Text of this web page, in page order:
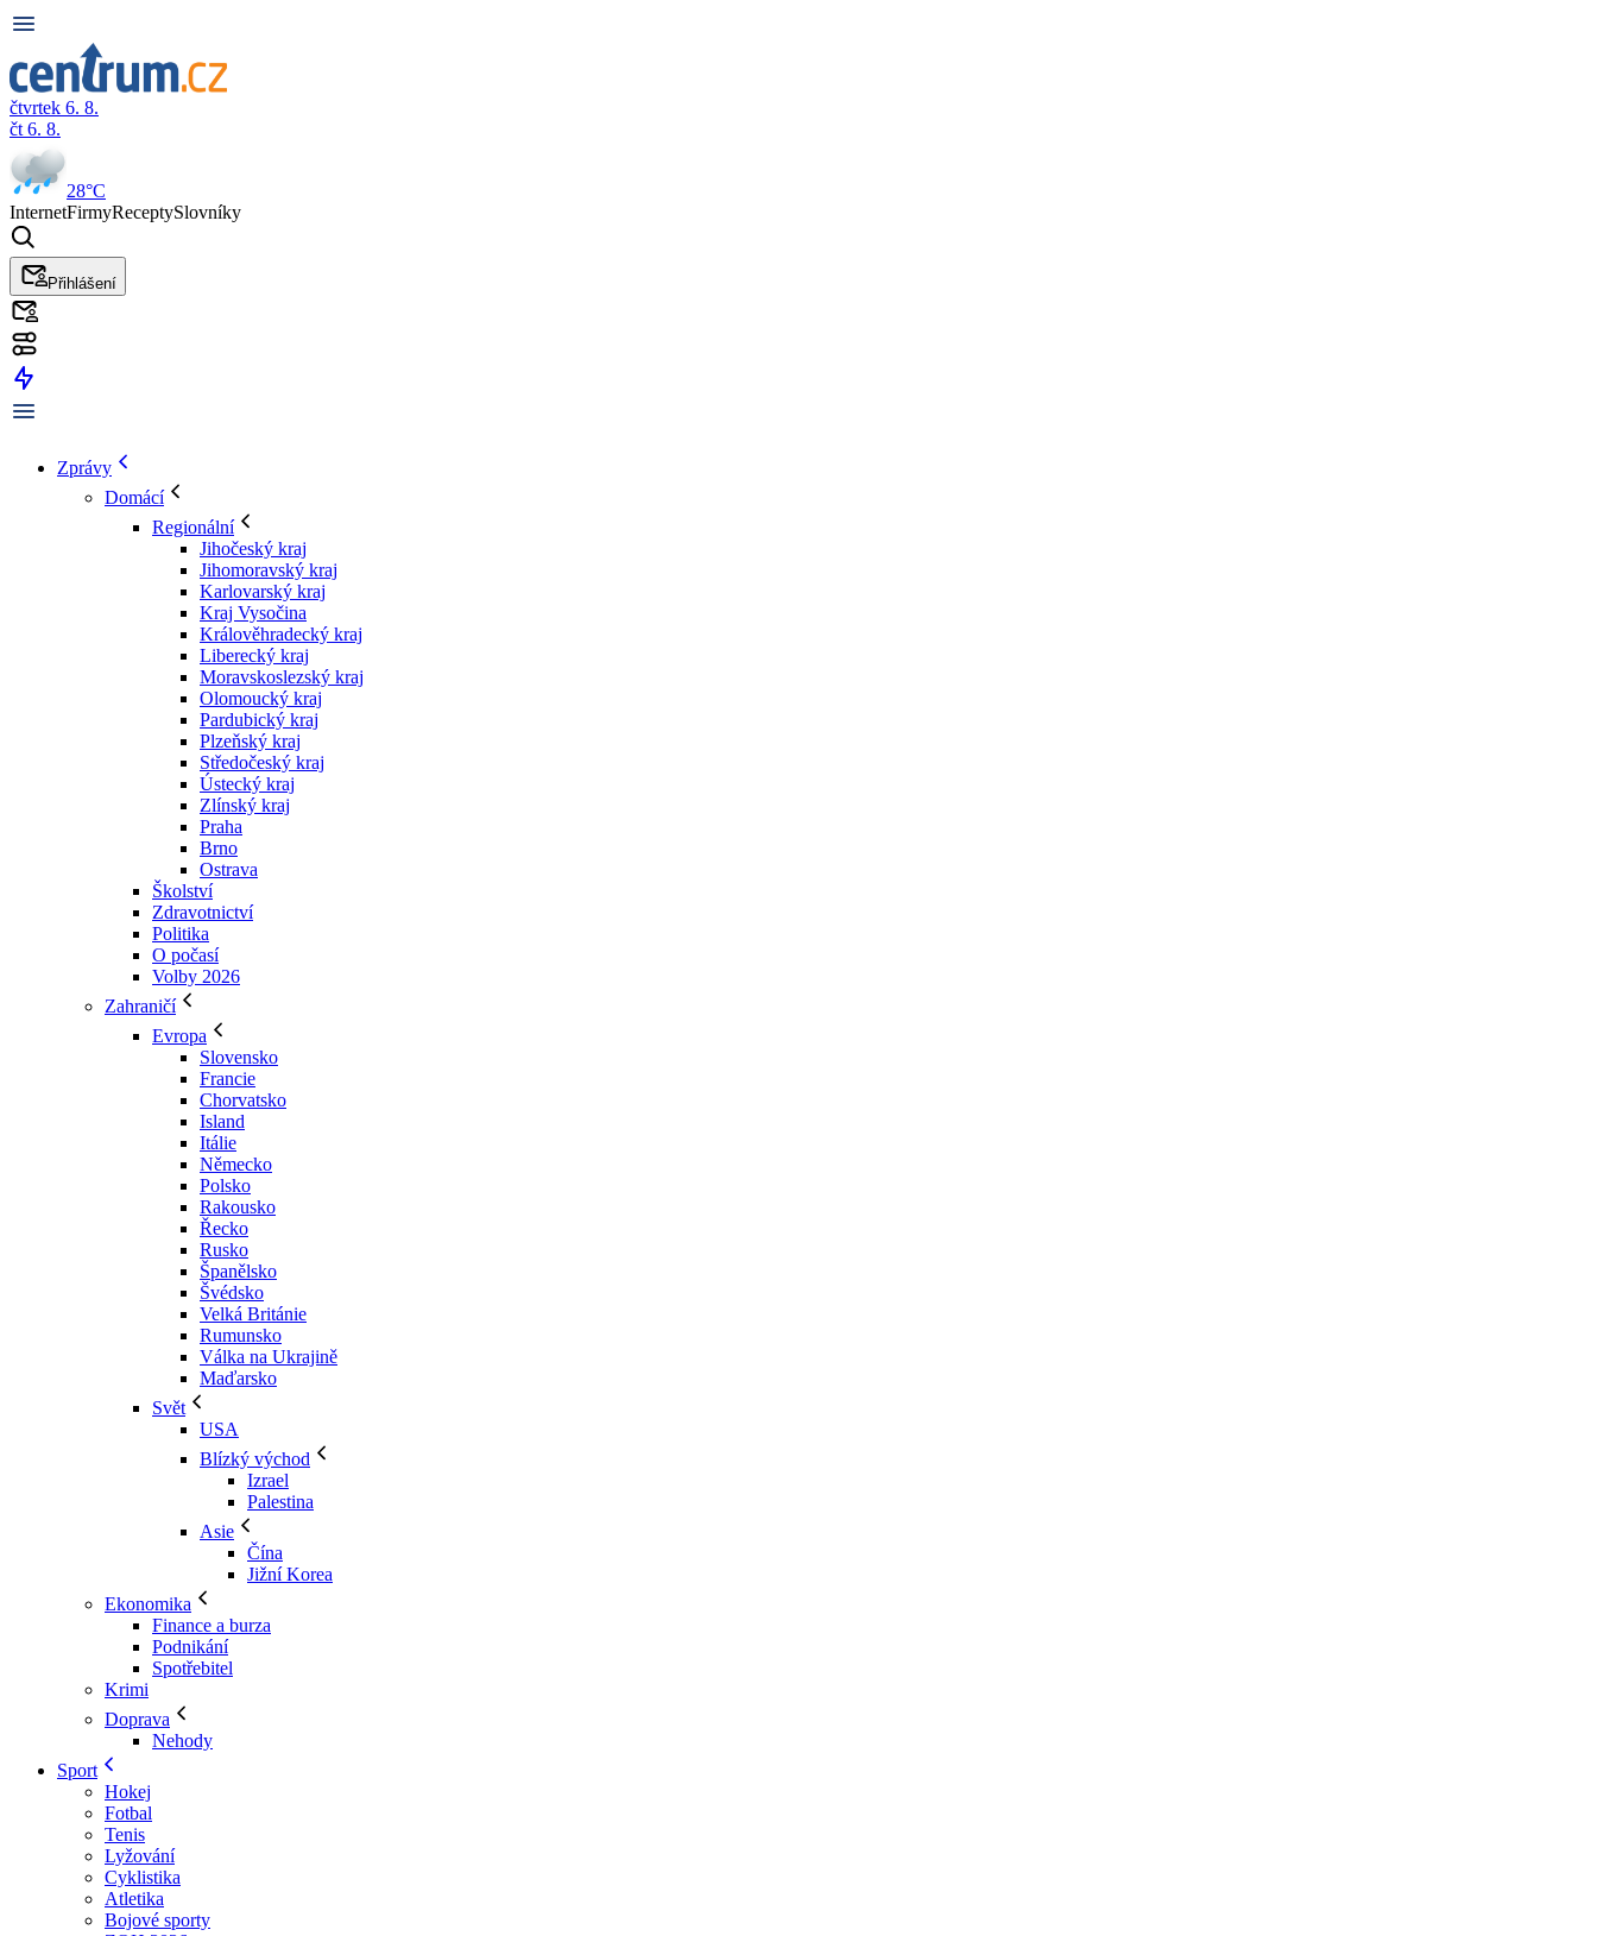
čtvrtek 6. 8.
čt 6. 8.
28°C
InternetFirmyReceptySlovníky
Přihlášení
Zprávy
Domácí
Regionální
Jihočeský kraj
Jihomoravský kraj
Karlovarský kraj
Kraj Vysočina
Králověhradecký kraj
Liberecký kraj
Moravskoslezský kraj
Olomoucký kraj
Pardubický kraj
Plzeňský kraj
Středočeský kraj
Ústecký kraj
Zlínský kraj
Praha
Brno
Ostrava
Školství
Zdravotnictví
Politika
O počasí
Volby 2026
Zahraničí
Evropa
Slovensko
Francie
Chorvatsko
Island
Itálie
Německo
Polsko
Rakousko
Řecko
Rusko
Španělsko
Švédsko
Velká Británie
Rumunsko
Válka na Ukrajině
Maďarsko
Svět
USA
Blízký východ
Izrael
Palestina
Asie
Čína
Jižní Korea
Ekonomika
Finance a burza
Podnikání
Spotřebitel
Krimi
Doprava
Nehody
Sport
Hokej
Fotbal
Tenis
Lyžování
Cyklistika
Atletika
Bojové sporty